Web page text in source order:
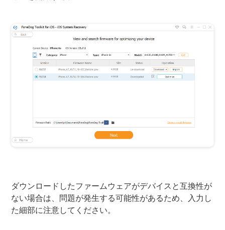
ダウンロードしたファームウェアがデバイスと互換性が
ない場合は、問題が発生する可能性があるため、入力し
た細部に注意してください。